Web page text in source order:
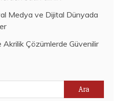
Medya ve Dijital Dünyada
Akrilik Çözümlerde Güvenilir